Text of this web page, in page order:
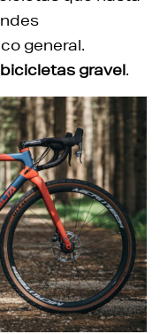
general.
bicicletas gravel.